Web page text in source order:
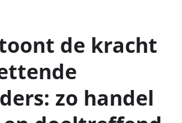
de kracht
zo handel